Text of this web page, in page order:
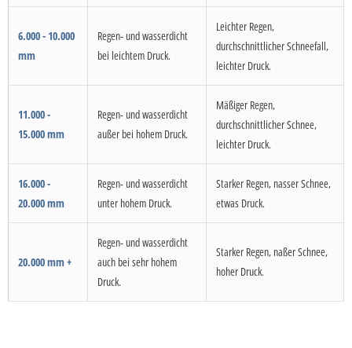
6.000 - 10.000
mm
Regen- und wasserdicht
bei leichtem Druck.
Leichter Regen,
durchschnittlicher Schneefall,
leichter Druck.
11.000 -
15.000 mm
Regen- und wasserdicht
außer bei hohem Druck.
Mäßiger Regen,
durchschnittlicher Schnee,
leichter Druck.
16.000 -
20.000 mm
Regen- und wasserdicht
unter hohem Druck.
Starker Regen, nasser Schnee,
etwas Druck.
20.000 mm +
Regen- und wasserdicht
auch bei sehr hohem
Druck.
Starker Regen, naßer Schnee,
hoher Druck.